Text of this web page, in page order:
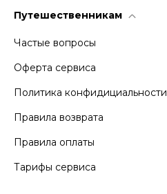
Путешественникам
Частые вопросы
Оферта сервиса
Политика конфидициальности
Правила возврата
Правила оплаты
Тарифы сервиса